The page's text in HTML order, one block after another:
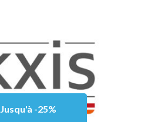
Jusqu'à -25%